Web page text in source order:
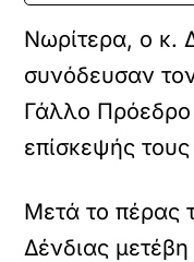
Νωρίτερα, ο κ.
συνόδευσαν
Γάλλο Πρόεδρο
επίσκεψής
Μετά το πέρας
Δένδιας